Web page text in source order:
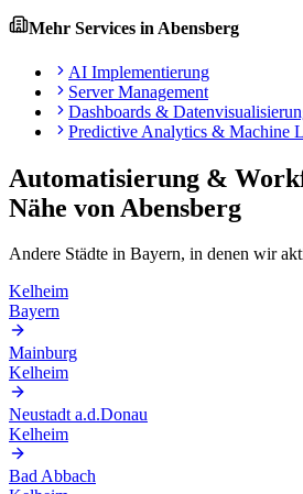
Mehr Services in Abensberg
AI Implementierung
Server Management
Dashboards &
Predictive Analytics & Machine
Automatisierung &
Nähe von Abensberg
Andere Städte in Bayern, in denen wir
Kelheim
Bayern
Mainburg
Kelheim
Neustadt a.d.Donau
Kelheim
Bad Abbach